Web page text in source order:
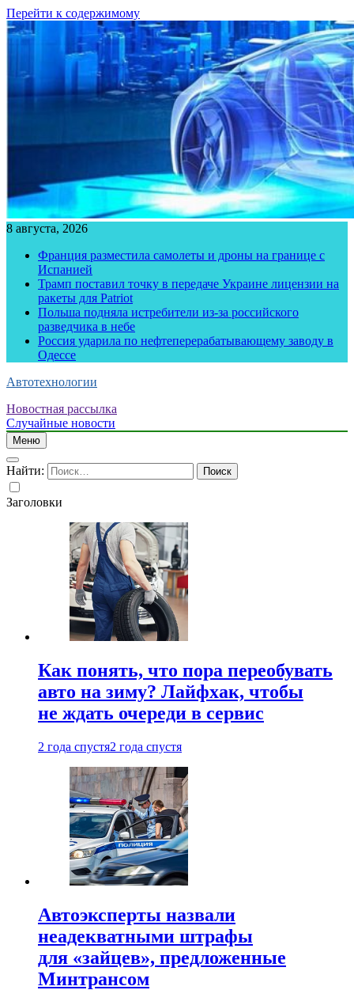
Перейти к содержимому
8 августа, 2026
Франция разместила самолеты и дроны на границе с
Испанией
Трамп поставил точку в передаче Украине лицензии на
ракеты для Patriot
Польша подняла истребители из-за российского
разведчика в небе
Россия ударила по нефтеперерабатывающему заводу в
Одессе
Автотехнологии
Новостная рассылка
Случайные новости
Меню
Найти:
Заголовки
Как понять, что пора переобувать
авто на зиму? Лайфхак, чтобы
не ждать очереди в сервис
2 года спустя2 года спустя
Автоэксперты назвали
неадекватными штрафы
для «зайцев», предложенные
Минтрансом